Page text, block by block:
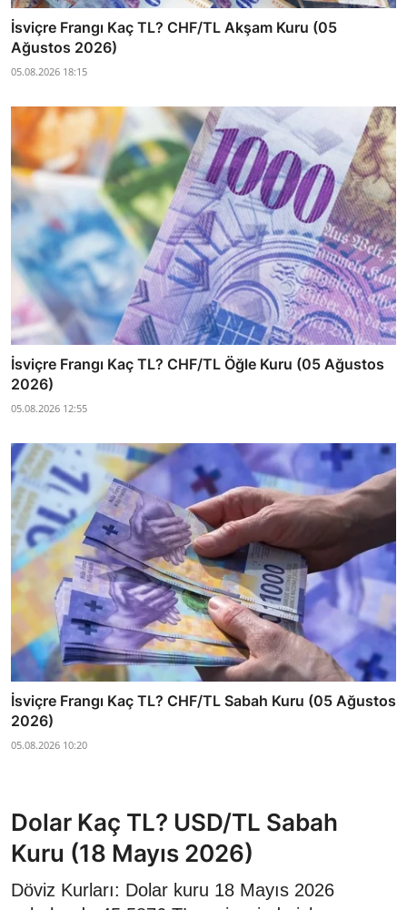
İsviçre Frangı Kaç TL? CHF/TL Akşam Kuru (05
Ağustos 2026)
05.08.2026 18:15
İsviçre Frangı Kaç TL? CHF/TL Öğle Kuru (05 Ağustos
2026)
05.08.2026 12:55
İsviçre Frangı Kaç TL? CHF/TL Sabah Kuru (05 Ağustos
2026)
05.08.2026 10:20
Dolar Kaç TL? USD/TL Sabah
Kuru (18 Mayıs 2026)
Döviz Kurları: Dolar kuru 18 Mayıs 2026